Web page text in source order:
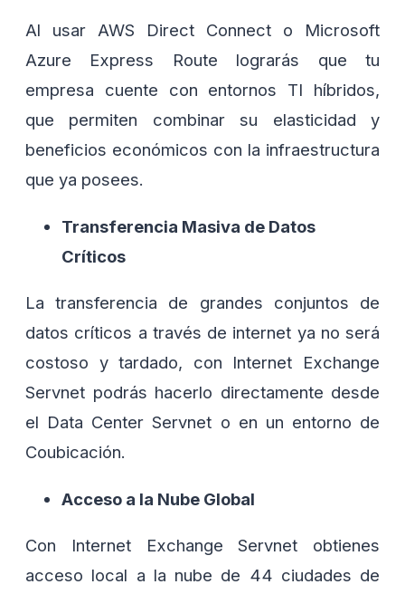
Al usar AWS Direct Connect o Microsoft
Azure Express Route lograrás que tu
empresa cuente con entornos TI híbridos,
que permiten combinar su elasticidad y
beneficios económicos con la infraestructura
que ya posees.
Transferencia Masiva de Datos
Críticos
La transferencia de grandes conjuntos de
datos críticos a través de internet ya no será
costoso y tardado, con Internet Exchange
Servnet podrás hacerlo directamente desde
el Data Center Servnet o en un entorno de
Coubicación.
Acceso a la Nube Global
Con Internet Exchange Servnet obtienes
acceso local a la nube de 44 ciudades de